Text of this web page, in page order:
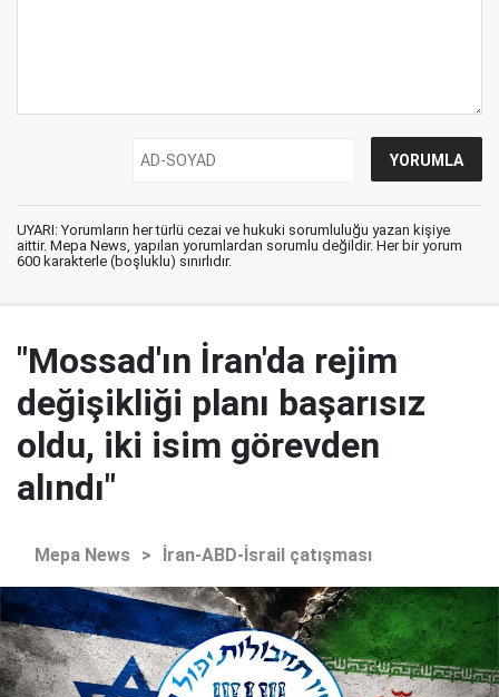
UYARI: Yorumların her türlü cezai ve hukuki sorumluluğu yazan kişiye
aittir. Mepa News, yapılan yorumlardan sorumlu değildir. Her bir yorum
600 karakterle (boşluklu) sınırlıdır.
"Mossad'ın İran'da rejim
değişikliği planı başarısız
oldu, iki isim görevden
alındı"
Mepa News > İran-ABD-İsrail çatışması